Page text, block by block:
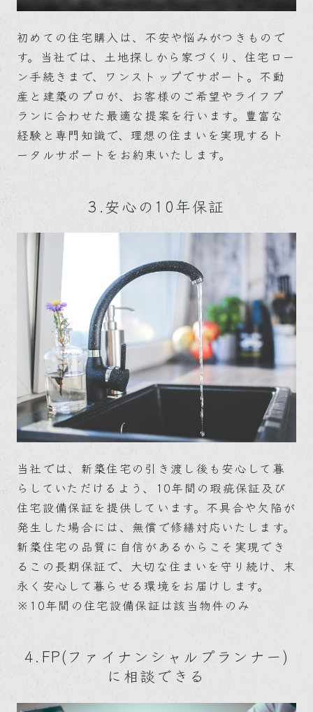
初めての住宅購入は、不安や悩みがつきもので
す。当社では、土地探しから家づくり、住宅ロー
ン手続きまで、ワンストップでサポート。不動
産と建築のプロが、お客様のご希望やライフプ
ランに合わせた最適な提案を行います。豊富な
経験と専門知識で、理想の住まいを実現するト
ータルサポートをお約束いたします。
3.安心の10年保証
当社では、新築住宅の引き渡し後も安心して暮
らしていただけるよう、10年間の瑕疵保証及び
住宅設備保証を提供しています。不具合や欠陥が
発生した場合には、無償で修繕対応いたします。
新築住宅の品質に自信があるからこそ実現でき
るこの長期保証で、大切な住まいを守り続け、末
永く安心して暮らせる環境をお届けします。
※10年間の住宅設備保証は該当物件のみ
4.FP(ファイナンシャルプランナー)
に相談できる